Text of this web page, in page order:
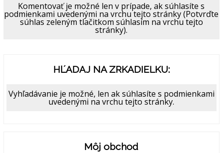
Komentovať je možné len v prípade, ak súhlasíte s
podmienkami uvedenými na vrchu tejto stránky (Potvrďte
súhlas zeleným tlačitkom súhlasím na vrchu tejto
stránky).
HĽADAJ NA ZRKADIELKU:
Vyhľadávanie je možné, len ak súhlasíte s podmienkami
uvedenými na vrchu tejto stránky.
Môj obchod